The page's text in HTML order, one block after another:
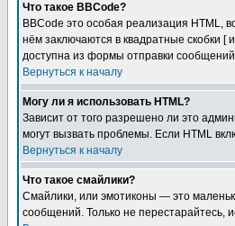
Что такое BBCode?
BBCode это особая реализация HTML,
нём заключаются в квадратные скобки
доступна из формы отправки
Вернуться к началу
Могу ли я использовать HTML?
Зависит от того разрешено ли это
могут вызвать проблемы. Если HTML
Вернуться к началу
Что такое смайлики?
Смайлики, или эмотиконы — это
сообщений. Только не перестарайтесь,